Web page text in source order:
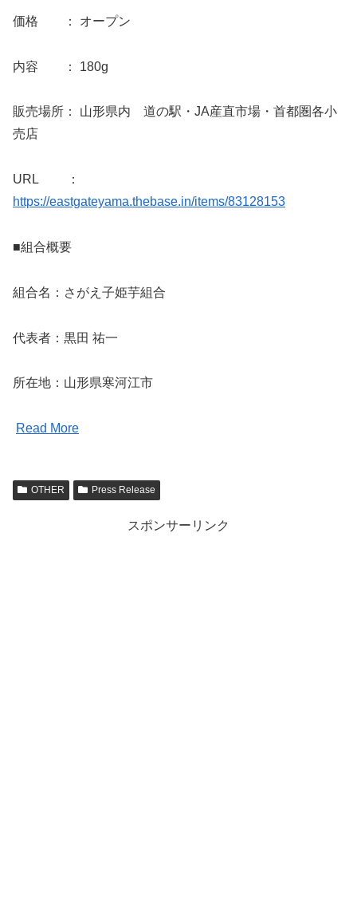
価格 ： オープン
内容 ： 180g
販売場所： 山形県内 道の駅・JA産直市場・首都圏各小
売店
URL ：
https://eastgateyama.thebase.in/items/83128153
■組合概要
組合名：さがえ子姫芋組合
代表者：黒田 祐一
所在地：山形県寒河江市
Read More
OTHER Press Release
スポンサーリンク